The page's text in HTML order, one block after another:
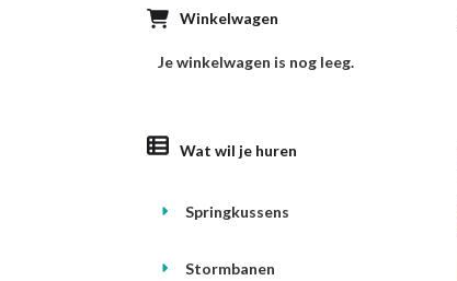
Winkelwagen
Je winkelwagen is nog leeg.
Wat wil je huren
Springkussens
Stormbanen